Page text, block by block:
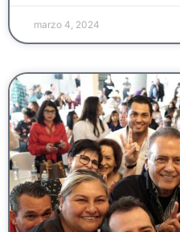
marzo 4, 2024